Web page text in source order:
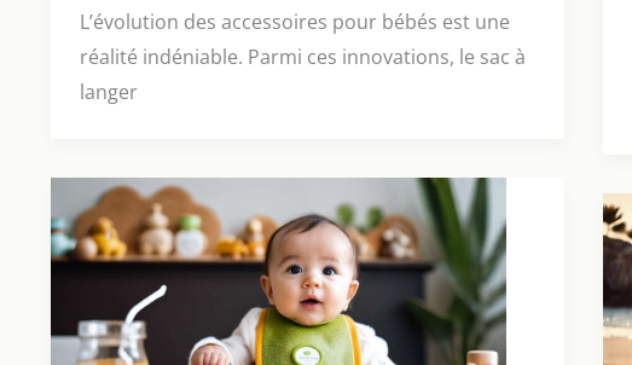
L’évolution des accessoires pour bébés est une
réalité indéniable. Parmi ces innovations, le sac à
langer